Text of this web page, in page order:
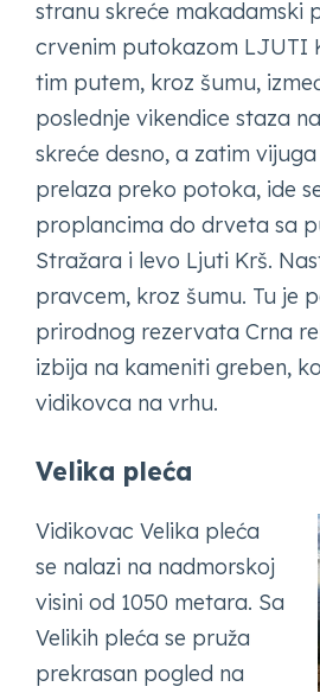
stranu skreće makadamski
crvenim putokazom LJUTI
tim putem, kroz šumu,
poslednje vikendice staza
skreće desno, a zatim
prelaza preko potoka, ide
proplancima do drveta sa
Stražara i levo Ljuti Krš.
pravcem, kroz šumu. Tu je
prirodnog rezervata Crna
izbija na kameniti greben,
vidikovca na vrhu.
Velika pleća
Vidikovac Velika pleća
se nalazi na nadmorskoj
visini od 1050 metara. Sa
Velikih pleća se pruža
prekrasan pogled na